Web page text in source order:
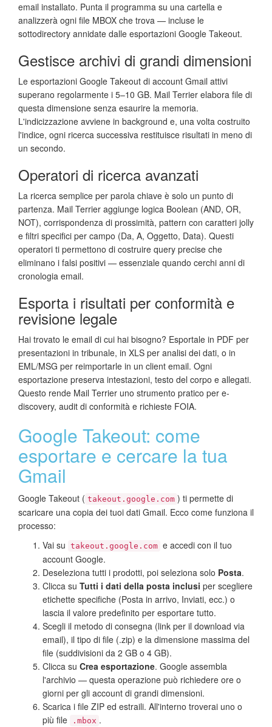
email installato. Punta il programma su una cartella e
analizzerà ogni file MBOX che trova — incluse le
sottodirectory annidate dalle esportazioni Google Takeout.
Gestisce archivi di grandi dimensioni
Le esportazioni Google Takeout di account Gmail attivi
superano regolarmente i 5–10 GB. Mail Terrier elabora file di
questa dimensione senza esaurire la memoria.
L'indicizzazione avviene in background e, una volta costruito
l'indice, ogni ricerca successiva restituisce risultati in meno di
un secondo.
Operatori di ricerca avanzati
La ricerca semplice per parola chiave è solo un punto di
partenza. Mail Terrier aggiunge logica Boolean (AND, OR,
NOT), corrispondenza di prossimità, pattern con caratteri jolly
e filtri specifici per campo (Da, A, Oggetto, Data). Questi
operatori ti permettono di costruire query precise che
eliminano i falsi positivi — essenziale quando cerchi anni di
cronologia email.
Esporta i risultati per conformità e
revisione legale
Hai trovato le email di cui hai bisogno? Esportale in PDF per
presentazioni in tribunale, in XLS per analisi dei dati, o in
EML/MSG per reimportarle in un client email. Ogni
esportazione preserva intestazioni, testo del corpo e allegati.
Questo rende Mail Terrier uno strumento pratico per e-
discovery, audit di conformità e richieste FOIA.
Google Takeout: come
esportare e cercare la tua
Gmail
Google Takeout ( takeout.google.com ) ti permette di
scaricare una copia dei tuoi dati Gmail. Ecco come funziona il
processo:
Vai su takeout.google.com e accedi con il tuo
account Google.
Deseleziona tutti i prodotti, poi seleziona solo Posta.
Clicca su Tutti i dati della posta inclusi per scegliere
etichette specifiche (Posta in arrivo, Inviati, ecc.) o
lascia il valore predefinito per esportare tutto.
Scegli il metodo di consegna (link per il download via
email), il tipo di file (.zip) e la dimensione massima del
file (suddivisioni da 2 GB o 4 GB).
Clicca su Crea esportazione. Google assembla
l'archivio — questa operazione può richiedere ore o
giorni per gli account di grandi dimensioni.
Scarica i file ZIP ed estraili. All'interno troverai uno o
più file
.mbox .